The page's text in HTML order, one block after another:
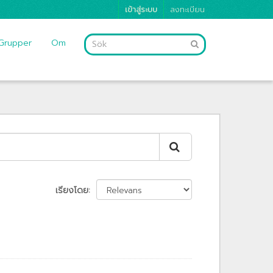
เข้าสู่ระบบ ลงทะเบียน
Om
เรียงโดย